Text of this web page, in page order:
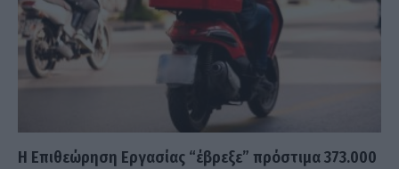
Η Επιθεώρηση Εργασίας “έβρεξε” πρόστιμα 373.000